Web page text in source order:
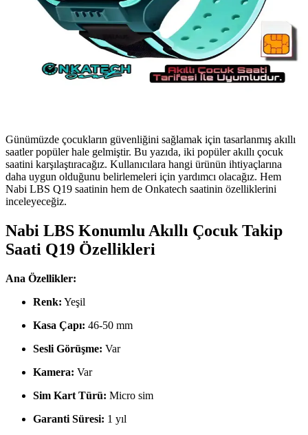
Günümüzde çocukların güvenliğini sağlamak için tasarlanmış akıllı
saatler popüler hale gelmiştir. Bu yazıda, iki popüler akıllı çocuk
saatini karşılaştıracağız. Kullanıcılara hangi ürünün ihtiyaçlarına
daha uygun olduğunu belirlemeleri için yardımcı olacağız. Hem
Nabi LBS Q19 saatinin hem de Onkatech saatinin özelliklerini
inceleyeceğiz.
Nabi LBS Konumlu Akıllı Çocuk Takip
Saati Q19 Özellikleri
Ana Özellikler:
Renk: Yeşil
Kasa Çapı: 46-50 mm
Sesli Görüşme: Var
Kamera: Var
Sim Kart Türü: Micro sim
Garanti Süresi: 1 yıl